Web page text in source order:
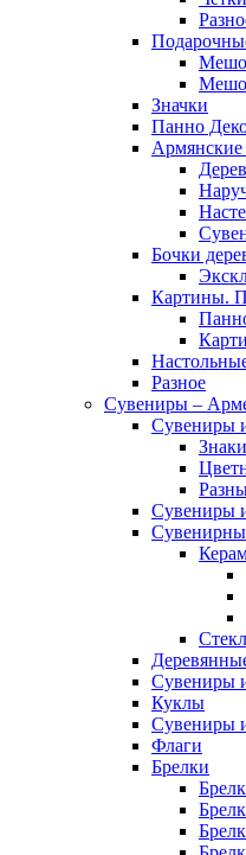
Значки
Панно
Армянские
Бочки
Картины.
Разное
Сувениры –
Сувениры
Сувениры
Сувениры
Куклы
Сувениры
Флаги
Брелки